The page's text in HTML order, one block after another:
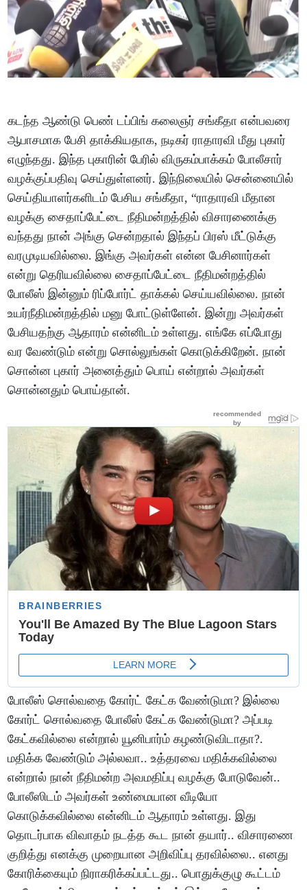
கடந்த ஆண்டு பெண் டப்பிங் கலைஞர் சங்கீதா என்பவரை
ஆபாசமாக பேசி தாக்கியதாக, நடிகர் ராதாரவி மீது புகார்
எழுந்தது. இந்த புகாரின் பேரில் விருகம்பாக்கம் போலீசார்
வழக்குப்பதிவு செய்துள்ளனர். இந்நிலையில் சென்னையில்
செய்தியாளர்களிடம் பேசிய சங்கீதா, “ராதாரவி மீதான
வழக்கு சைதாப்பேட்டை நீதிமன்றத்தில் விசாரணைக்கு
வந்தது நான் அங்கு சென்றதால் இந்தப் பிரஸ் மீட்டுக்கு
வரமுடியவில்லை. இங்கு அவர்கள் என்ன பேசினார்கள்
என்று தெரியவில்லை சைதாப்பேட்டை நீதிமன்றத்தில்
போலீஸ் இன்னும் ரிப்போர்ட் தாக்கல் செய்யவில்லை. நான்
உயர்நீதிமன்றத்தில் மனு போட்டுள்ளேன். இன்று அவர்கள்
பேசியதற்கு ஆதாரம் என்னிடம் உள்ளது. எங்கே எப்போது
வர வேண்டும் என்று சொல்லுங்கள் கொடுக்கிறேன். நான்
சொன்ன புகார் அனைத்தும் பொய் என்றால் அவர்கள்
சொன்னதும் பொய்தான்.
போலீஸ் சொல்வதை கோர்ட் கேட்க வேண்டுமா? இல்லை
கோர்ட் சொல்வதை போலீஸ் கேட்க வேண்டுமா? அப்படி
கேட்கவில்லை என்றால் யூனிபார்ம் கழண்டுவிடாதா?.
மதிக்க வேண்டும் அல்லவா.. உத்தரவை மதிக்கவில்லை
என்றால் நான் நீதிமன்ற அவமதிப்பு வழக்கு போடுவேன்..
போலீஸிடம் அவர்கள் உண்மையான வீடியோ
கொடுக்கவில்லை என்னிடம் ஆதாரம் உள்ளது. இது
தொடர்பாக விவாதம் நடத்த கூட நான் தயார்.. விசாரணை
குறித்து எனக்கு முறையான அறிவிப்பு தரவில்லை.. எனது
கோரிக்கையும் நிராகரிக்கப்பட்டது.. பொதுக்குழு கூட்டம்